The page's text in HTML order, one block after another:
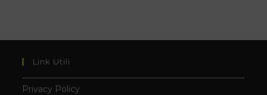
Link Utili
Privacy Policy